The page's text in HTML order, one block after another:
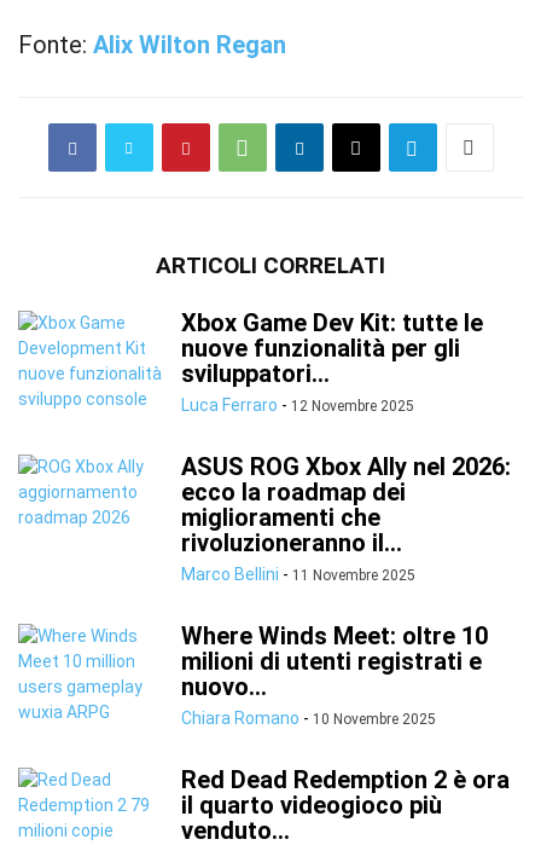
Fonte: Alix Wilton Regan
ARTICOLI CORRELATI
Xbox Game Dev Kit: tutte le
nuove funzionalità per gli
sviluppatori...
Luca Ferraro - 12 Novembre 2025
ASUS ROG Xbox Ally nel 2026:
ecco la roadmap dei
miglioramenti che
rivoluzioneranno il...
Marco Bellini - 11 Novembre 2025
Where Winds Meet: oltre 10
milioni di utenti registrati e
nuovo...
Chiara Romano - 10 Novembre 2025
Red Dead Redemption 2 è ora
il quarto videogioco più
venduto...